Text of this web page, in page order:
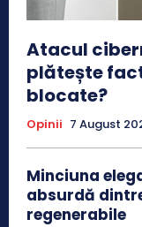
Atacul
plătește
blocate?
Opinii 7 August
Minciuna
absurdă
regenerabile